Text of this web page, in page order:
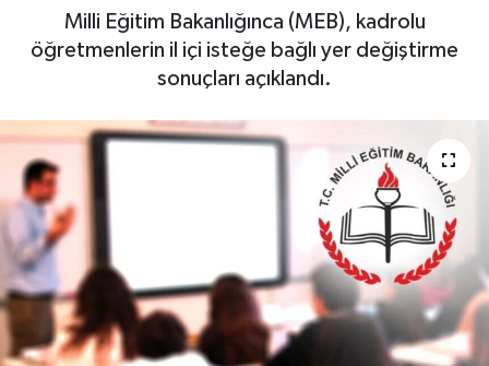
Milli Eğitim Bakanlığınca (MEB), kadrolu
öğretmenlerin il içi isteğe bağlı yer değiştirme
sonuçları açıklandı.